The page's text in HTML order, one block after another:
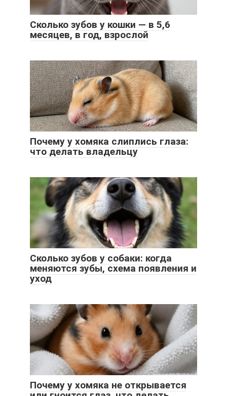
Сколько зубов у кошки — в 5,6
месяцев, в год, взрослой
Почему у хомяка слиплись глаза:
что делать владельцу
Сколько зубов у собаки: когда
меняются зубы, схема появления и
уход
Почему у хомяка не открывается